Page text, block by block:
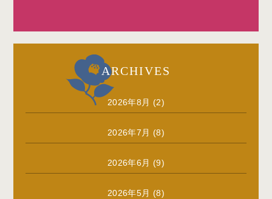
ARCHIVES
2026年8月 (2)
2026年7月 (8)
2026年6月 (9)
2026年5月 (8)